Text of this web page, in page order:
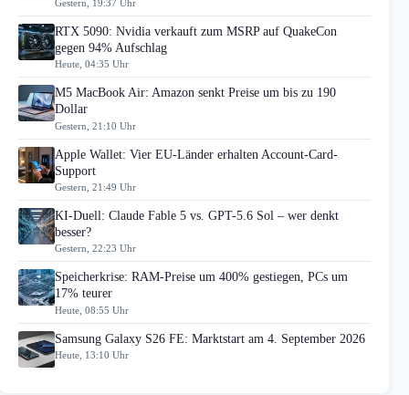
Gestern, 19:37 Uhr
RTX 5090: Nvidia verkauft zum MSRP auf QuakeCon
gegen 94% Aufschlag
Heute, 04:35 Uhr
M5 MacBook Air: Amazon senkt Preise um bis zu 190
Dollar
Gestern, 21:10 Uhr
Apple Wallet: Vier EU-Länder erhalten Account-Card-
Support
Gestern, 21:49 Uhr
KI-Duell: Claude Fable 5 vs. GPT-5.6 Sol – wer denkt
besser?
Gestern, 22:23 Uhr
Speicherkrise: RAM-Preise um 400% gestiegen, PCs um
17% teurer
Heute, 08:55 Uhr
Samsung Galaxy S26 FE: Marktstart am 4. September 2026
Heute, 13:10 Uhr